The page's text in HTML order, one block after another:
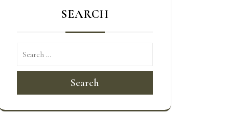
SEARCH
Search